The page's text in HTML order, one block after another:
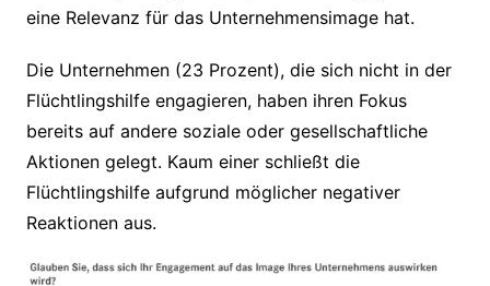
eine Relevanz für das Unternehmensimage hat.
Die Unternehmen (23 Prozent), die sich nicht in der
Flüchtlingshilfe engagieren, haben ihren Fokus
bereits auf andere soziale oder gesellschaftliche
Aktionen gelegt. Kaum einer schließt die
Flüchtlingshilfe aufgrund möglicher negativer
Reaktionen aus.